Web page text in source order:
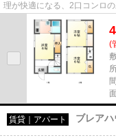
理が快適になる、2口コンロ
部屋探しをサポートさせて下さ
4
(
賃貸｜アパート ブレアハ